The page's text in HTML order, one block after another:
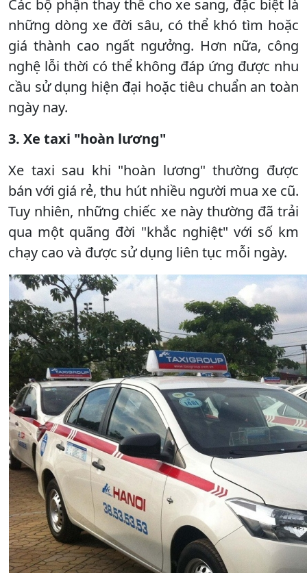
Các bộ phận thay thế cho xe sang, đặc biệt là
những dòng xe đời sâu, có thể khó tìm hoặc
giá thành cao ngất ngưởng. Hơn nữa, công
nghệ lỗi thời có thể không đáp ứng được nhu
cầu sử dụng hiện đại hoặc tiêu chuẩn an toàn
ngày nay.
3. Xe taxi "hoàn lương"
Xe taxi sau khi "hoàn lương" thường được
bán với giá rẻ, thu hút nhiều người mua xe cũ.
Tuy nhiên, những chiếc xe này thường đã trải
qua một quãng đời "khắc nghiệt" với số km
chạy cao và được sử dụng liên tục mỗi ngày.